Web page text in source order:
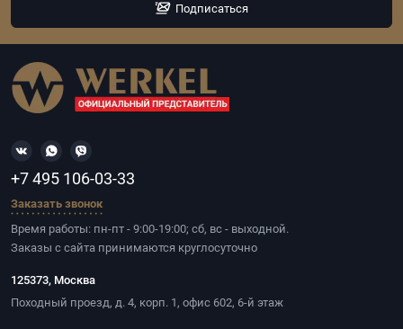
Подписаться
+7 495 106-03-33
Заказать звонок
Время работы: пн-пт - 9:00-19:00; сб, вс - выходной.
Заказы с сайта принимаются круглосуточно
125373, Москва
Походный проезд, д. 4, корп. 1, офис 602, 6-й этаж